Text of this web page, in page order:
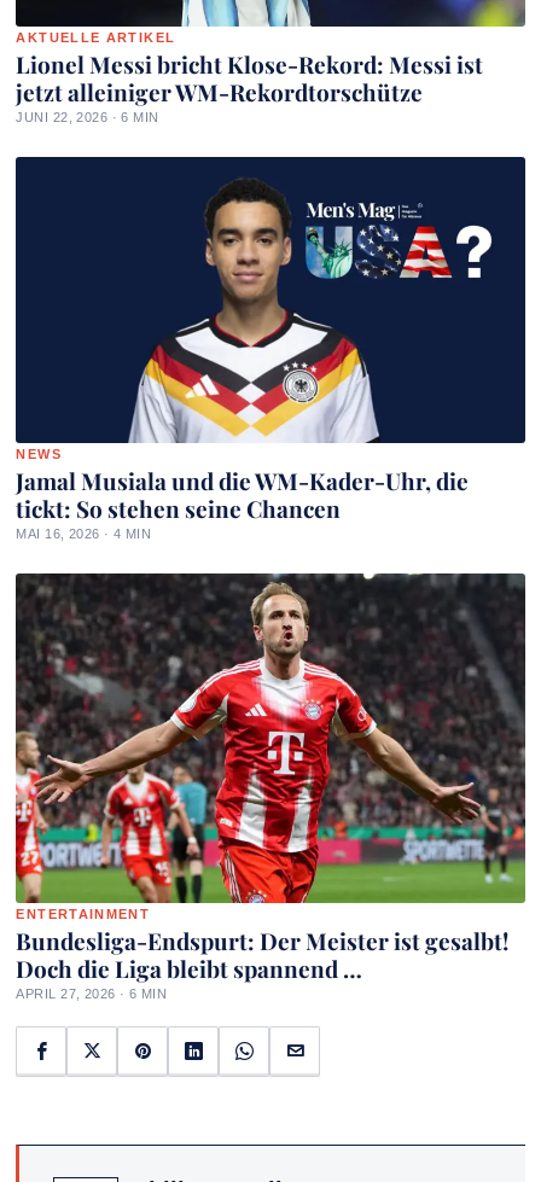
AKTUELLE ARTIKEL
Lionel Messi bricht Klose-Rekord: Messi ist
jetzt alleiniger WM-Rekordtorschütze
JUNI 22, 2026 · 6 MIN
NEWS
Jamal Musiala und die WM-Kader-Uhr, die
tickt: So stehen seine Chancen
MAI 16, 2026 · 4 MIN
ENTERTAINMENT
Bundesliga-Endspurt: Der Meister ist gesalbt!
Doch die Liga bleibt spannend …
APRIL 27, 2026 · 6 MIN